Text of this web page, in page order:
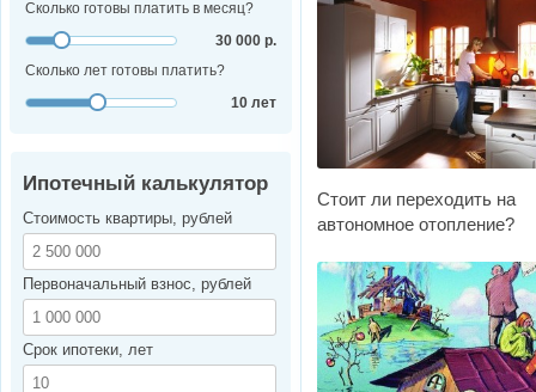
Стоит ли переходить на
автономное отопление?
Сколько готовы платить в месяц?
30 000 р.
Сколько лет готовы платить?
10 лет
Ипотечный калькулятор
Стоимость квартиры, рублей
Первоначальный взнос, рублей
Срок ипотеки, лет